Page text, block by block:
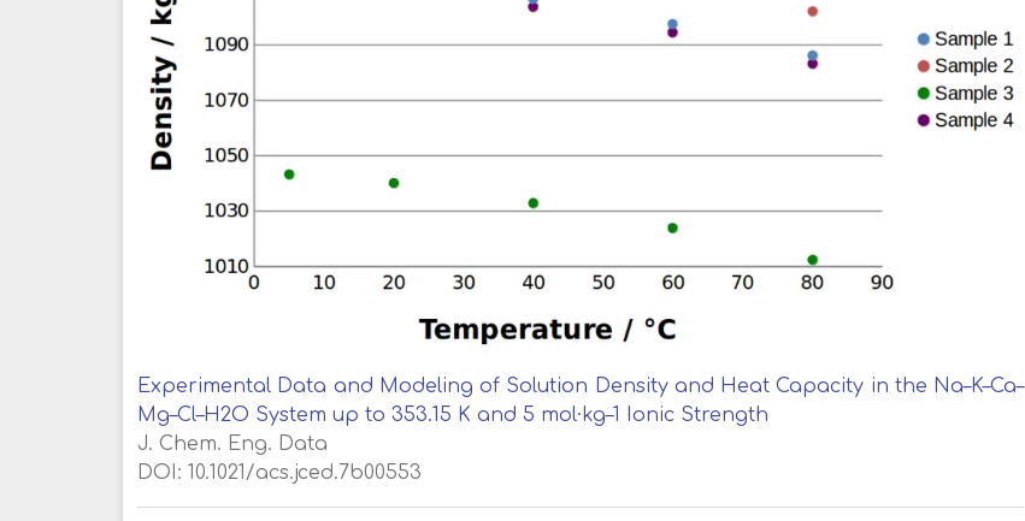
Experimental Data and Modeling of Solution Density and Heat Capacity in the Na–K–Ca–
Mg–Cl–H2O System up to 353.15 K and 5 mol·kg–1 Ionic Strength
J. Chem. Eng. Data
DOI: 10.1021/acs.jced.7b00553